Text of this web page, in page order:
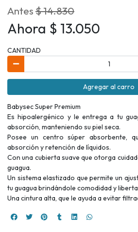
Antes$ 14.830
Ahora $ 13.050
CANTIDAD
Agregar al carro
Babysec Super Premium
Es hipoalergénico y le entrega a tu
absorción, manteniendo su piel seca.
Posee un centro súper absorbente,
absorción y retención de líquidos.
Con una cubierta suave que otorga
guagua.
Un sistema elastizado que permite un
tu guagua brindándole comodidad y
Una cintura alta, que le ayuda a evitar